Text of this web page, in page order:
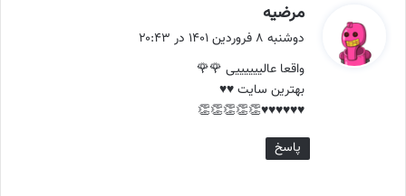
مرضیه
ف
:
دوشنبه ۸ فروردین ۱۴۰۱ در ۲۰:۴۳
واقعا عالییییییی 🌹🌹
بهترین سایت ♥️♥️
♥️♥️♥️♥️♥️♥️👏👏👏👏👏
پاسخ